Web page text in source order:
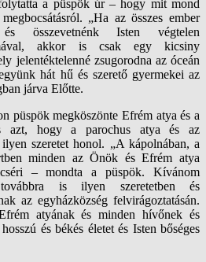
a püspök úr – hogy mit mond
„Ha az összes ember
és összevetnénk Isten végtelen
akkor is csak egy kicsiny
jelentéktelenné zsugorodna az óceán
hát hű és szerető gyermekei az
járva Előtte.
püspök megköszönte Efrém atya és a
azt, hogy a parochus atya és az
szeretet honol. „A kápolnában, a
minden az Önök és Efrém atya
– mondta a püspök. Kívánom
is ilyen szeretetben és
az egyházközség felvirágoztatásán.
atyának és minden hívőnek és
és békés életet és Isten bőséges